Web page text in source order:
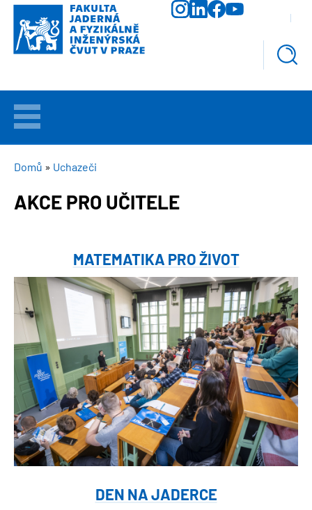
Přejít
hlavnímu
obsahu
VÍTEJTE
UCHAZEČI
STUDIUM
FAKULTA
DROBEČKOVÁ
Domů Uchazeči
AKCE PRO UČITELE
MATEMATIKA PRO ŽIVOT
Obrázek
DEN NA JADERCE